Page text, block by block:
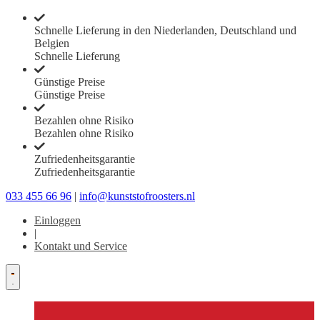
Schnelle Lieferung in den Niederlanden, Deutschland und
Belgien
Schnelle Lieferung
Günstige Preise
Günstige Preise
Bezahlen ohne Risiko
Bezahlen ohne Risiko
Zufriedenheitsgarantie
Zufriedenheitsgarantie
033 455 66 96 | info@kunststofroosters.nl
Einloggen
|
Kontakt und Service